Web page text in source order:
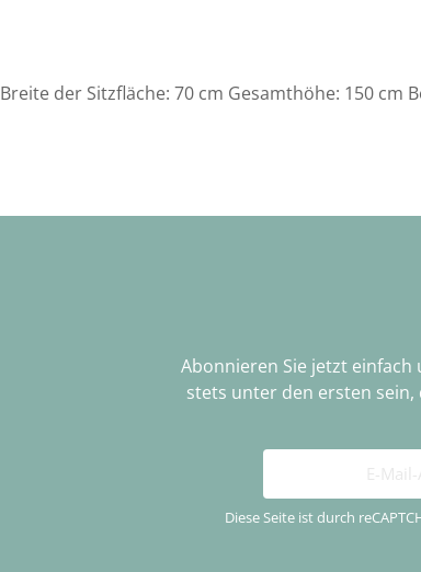
Breite der Sitzfläche: 70 cm Gesamthöhe: 150 cm
Abonnieren Sie jetzt
stets unter den ersten
Adresse
*
Diese Seite ist durch